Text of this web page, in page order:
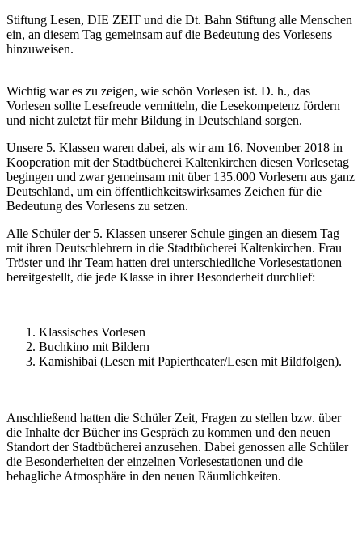
Stiftung Lesen, DIE ZEIT und die Dt. Bahn Stiftung alle Menschen
ein, an diesem Tag gemeinsam auf die Bedeutung des Vorlesens
hinzuweisen.
Wichtig war es zu zeigen, wie schön Vorlesen ist. D. h., das
Vorlesen sollte Lesefreude vermitteln, die Lesekompetenz fördern
und nicht zuletzt für mehr Bildung in Deutschland sorgen.
Unsere 5. Klassen waren dabei, als wir am 16. November 2018 in
Kooperation mit der Stadtbücherei Kaltenkirchen diesen Vorlesetag
begingen und zwar gemeinsam mit über 135.000 Vorlesern aus ganz
Deutschland, um ein öffentlichkeitswirksames Zeichen für die
Bedeutung des Vorlesens zu setzen.
Alle Schüler der 5. Klassen unserer Schule gingen an diesem Tag
mit ihren Deutschlehrern in die Stadtbücherei Kaltenkirchen. Frau
Tröster und ihr Team hatten drei unterschiedliche Vorlesestationen
bereitgestellt, die jede Klasse in ihrer Besonderheit durchlief:
Klassisches Vorlesen
Buchkino mit Bildern
Kamishibai (Lesen mit Papiertheater/Lesen mit Bildfolgen).
Anschließend hatten die Schüler Zeit, Fragen zu stellen bzw. über
die Inhalte der Bücher ins Gespräch zu kommen und den neuen
Standort der Stadtbücherei anzusehen. Dabei genossen alle Schüler
die Besonderheiten der einzelnen Vorlesestationen und die
behagliche Atmosphäre in den neuen Räumlichkeiten.